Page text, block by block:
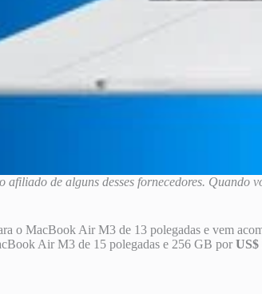
afiliado de alguns desses fornecedores.
o MacBook Air M3 de 13 polegadas e vem
Air M3 de 15 polegadas e 256 GB por US$